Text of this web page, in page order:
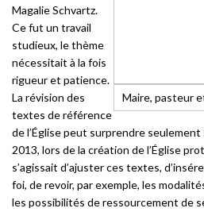
Maire, pasteur
Magalie Schvartz.
Ce fut un travail
studieux, le thème
nécessitait à la fois
rigueur et patience.
La révision des
textes de référence
de l’Église peut surprendre
2013, lors de la création de l’Église
s’agissait d’ajuster ces textes,
foi, de revoir, par exemple, les
les possibilités de ressourcement de